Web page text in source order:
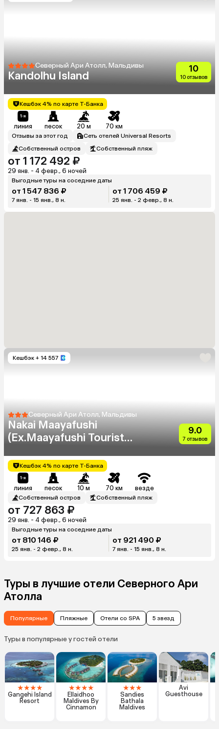
Северный Ари Атолл, Мальдивы
Kandolhu Island
10
10 отзывов
Кешбэк 4% по карте Т-Банка
линия песок 20 м 70 км
Отзывы за этот год
Сеть отелей Universal Resorts
Собственный остров
Собственный пляж
от 1 172 492 ₽
29 янв. - 4 февр., 6 ночей
Выгодные туры на соседние даты
от 1 547 836 ₽
7 янв. - 15 янв., 8 н.
от 1 706 459 ₽
25 янв. - 2 февр., 8 н.
Кешбэк + 14 557
Северный Ари Атолл, Мальдивы
Nakai Maayafushi
(Ex.Maayafushi Tourist
9.0
7 отзывов
Кешбэк 4% по карте Т-Банка
линия песок 10 м 70 км везде
Собственный остров Собственный пляж
от 727 863 ₽
29 янв. - 4 февр., 6 ночей
Выгодные туры на соседние даты
от 810 146 ₽
25 янв. - 2 февр., 8 н.
от 921 490 ₽
7 янв. - 15 янв., 8 н.
Туры в лучшие отели Северного Ари
Атолла
Популярные Пляжные Отели со SPA 5 звезд
Туры в популярные у гостей отели
★★★★
Gangehi Island
Resort
★★★★
Ellaidhoo
Maldives By
Cinnamon
★★★
Sandies
Bathala
Maldives
Avi
Guesthouse